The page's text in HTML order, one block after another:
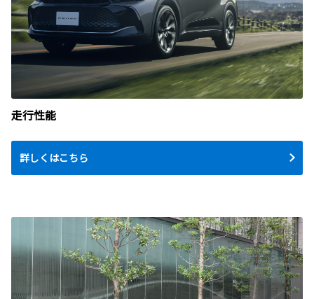
走行性能
詳しくはこちら